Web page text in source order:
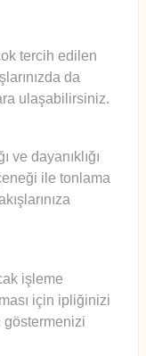
tercih edilen
da
ulaşabilirsiniz.
ve dayanıklığı
ile tonlama
işleme
için ipliğinizi
göstermenizi